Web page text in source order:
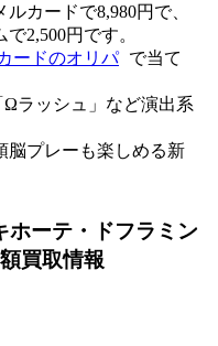
カードで8,980円で、
2,500円です。
ードのオリパ で当て
ラッシュ」など演出系
脳プレーも楽しめる新
ホーテ・ドフラミン
買取情報